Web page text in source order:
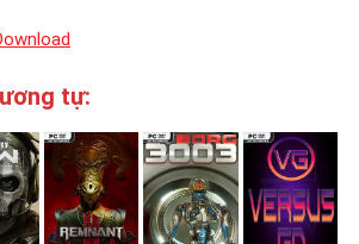
tự: